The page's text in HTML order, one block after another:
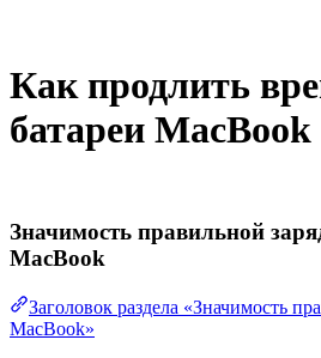
Как продлить
батареи MacBook
Значимость правильной
MacBook
Заголовок раздела «Значимость
MacBook»